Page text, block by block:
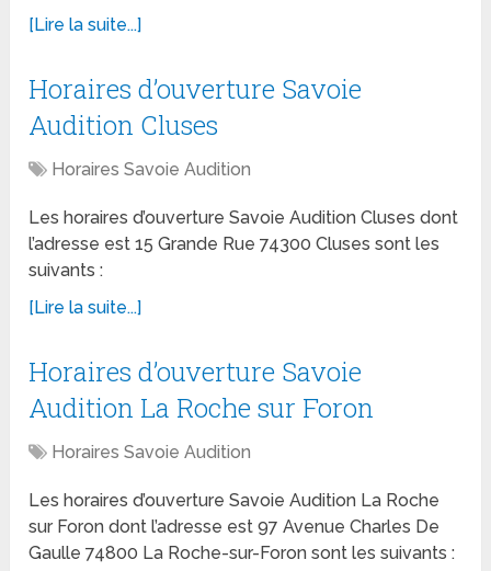
[Lire la suite...]
Horaires d’ouverture Savoie
Audition Cluses
Horaires Savoie Audition
Les horaires d’ouverture Savoie Audition Cluses dont
l’adresse est 15 Grande Rue 74300 Cluses sont les
suivants :
[Lire la suite...]
Horaires d’ouverture Savoie
Audition La Roche sur Foron
Horaires Savoie Audition
Les horaires d’ouverture Savoie Audition La Roche
sur Foron dont l’adresse est 97 Avenue Charles De
Gaulle 74800 La Roche-sur-Foron sont les suivants :